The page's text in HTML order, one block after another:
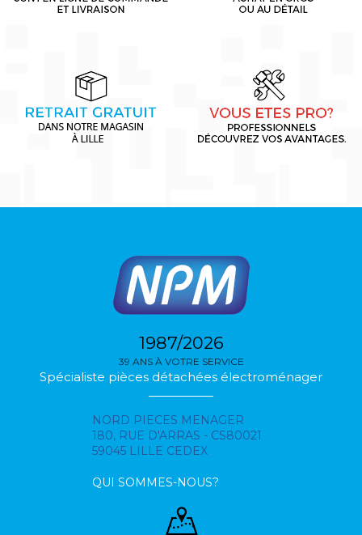
1987/2026
39 ANS À VOTRE SERVICE
Spécialiste pièces détachées électroménager
NORD PIECES MENAGER
180, RUE D'ARRAS - CS80021
59045 LILLE CEDEX
QUI SOMMES-NOUS?